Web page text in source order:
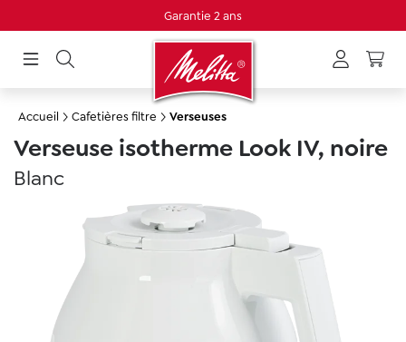
Garantie 2 ans
Accueil Cafetières filtre Verseuses
Verseuse isotherme Look IV, noire
Blanc
Ignorer la galerie d'images